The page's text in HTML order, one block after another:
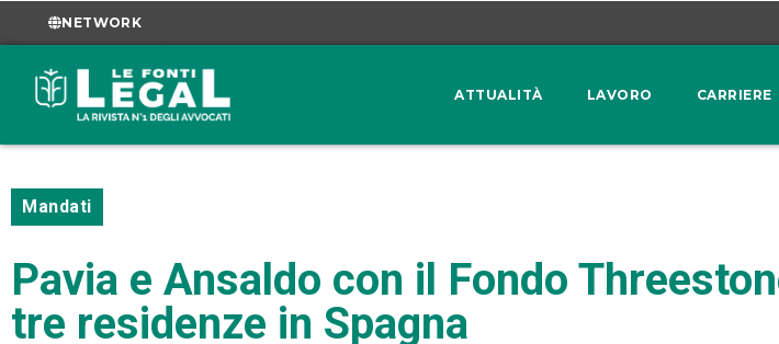
NETWORK
ATTUALITÀ LAVORO CARRIERE
Mandati
Pavia e Ansaldo con il Fondo
tre residenze in Spagna